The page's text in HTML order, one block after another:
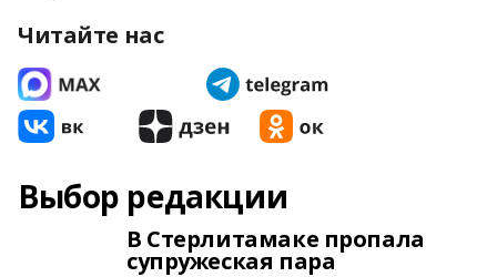
Читайте нас
Выбор редакции
В Стерлитамаке пропала
супружеская пара